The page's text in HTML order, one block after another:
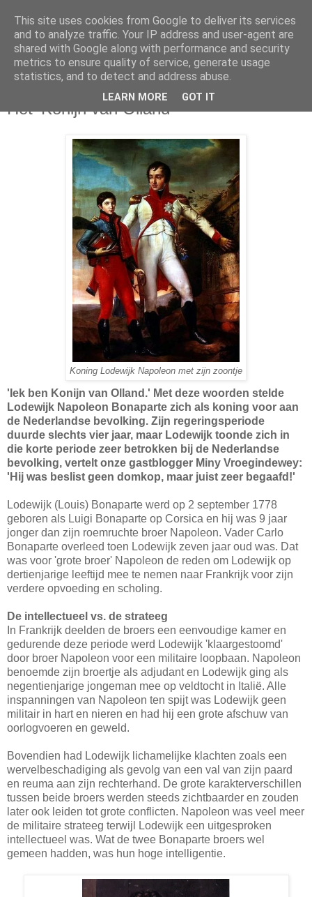
maandag 11 mei 2015
Het 'Konijn van Olland'
Koning Lodewijk Napoleon met zijn zoontje
'Iek ben Konijn van Olland.' Met deze woorden stelde
Lodewijk Napoleon Bonaparte zich als koning voor aan
de Nederlandse bevolking. Zijn regeringsperiode
duurde slechts vier jaar, maar Lodewijk toonde zich in
die korte periode zeer betrokken bij de Nederlandse
bevolking, vertelt onze gastblogger Miny Vroegindewey:
'Hij was beslist geen domkop, maar juist zeer begaafd!'
Lodewijk (Louis) Bonaparte werd op 2 september 1778
geboren als Luigi Bonaparte op Corsica en hij was 9 jaar
jonger dan zijn roemruchte broer Napoleon. Vader Carlo
Bonaparte overleed toen Lodewijk zeven jaar oud was. Dat
was voor 'grote broer' Napoleon de reden om Lodewijk op
dertienjarige leeftijd mee te nemen naar Frankrijk voor zijn
verdere opvoeding en scholing.
De intellectueel vs. de strateeg
In Frankrijk deelden de broers een eenvoudige kamer en
gedurende deze periode werd Lodewijk 'klaargestoomd'
door broer Napoleon voor een militaire loopbaan. Napoleon
benoemde zijn broertje als adjudant en Lodewijk ging als
negentienjarige jongeman mee op veldtocht in Italië. Alle
inspanningen van Napoleon ten spijt was Lodewijk geen
militair in hart en nieren en had hij een grote afschuw van
oorlogvoeren en geweld.
Bovendien had Lodewijk lichamelijke klachten zoals een
wervelbeschadiging als gevolg van een val van zijn paard
en reuma aan zijn rechterhand. De grote karakterverschillen
tussen beide broers werden steeds zichtbaarder en zouden
later ook leiden tot grote conflicten. Napoleon was veel meer
de militaire strateeg terwijl Lodewijk een uitgesproken
intellectueel was. Wat de twee Bonaparte broers wel
gemeen hadden, was hun hoge intelligentie.
This site uses cookies from Google to deliver its services
and to analyze traffic. Your IP address and user-agent are
shared with Google along with performance and security
metrics to ensure quality of service, generate usage
statistics, and to detect and address abuse.
LEARN MORE GOT IT